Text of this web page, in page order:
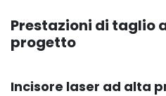
Prestazioni di taglio
progetto
Incisore laser ad alta